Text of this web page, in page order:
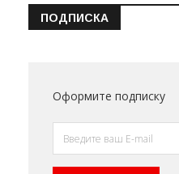
ПОДПИСКА
Оформите подписку